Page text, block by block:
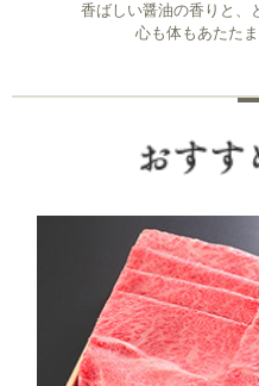
香ばしい醤油の香りと、
心も体もあたた